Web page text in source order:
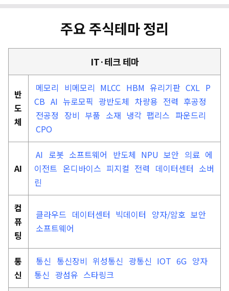
주요 주식테마 정리
IT·테크 테마
반
도
체
메모리 비메모리 MLCC HBM 유리기판 CXL P
CB AI 뉴로모픽 광반도체 차량용 전력 후공정
전공정 장비 부품 소재 냉각 팹리스 파운드리
CPO
AI
AI 로봇 소프트웨어 반도체 NPU 보안 의료 에
이전트 온디바이스 피지컬 전력 데이터센터 소버
린
컴
퓨
팅
클라우드 데이터센터 빅데이터 양자/암호 보안
소프트웨어
통
신
통신 통신장비 위성통신 광통신 IOT 6G 양자
통신 광섬유 스타링크